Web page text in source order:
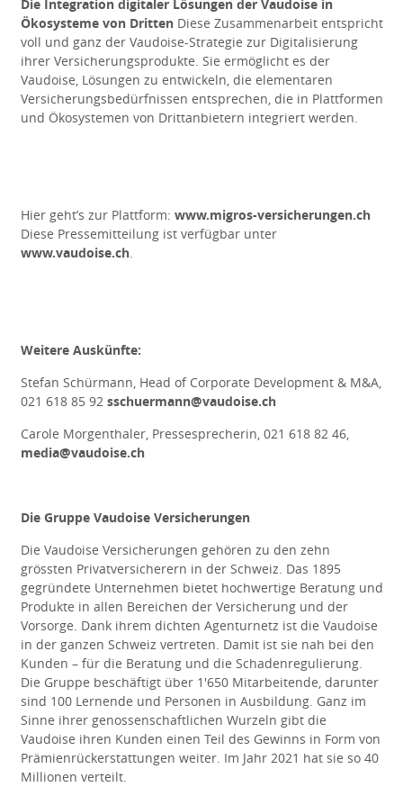
Die Integration digitaler Lösungen der Vaudoise in
Ökosysteme von Dritten Diese Zusammenarbeit entspricht
voll und ganz der Vaudoise-Strategie zur Digitalisierung
ihrer Versicherungsprodukte. Sie ermöglicht es der
Vaudoise, Lösungen zu entwickeln, die elementaren
Versicherungsbedürfnissen entsprechen, die in Plattformen
und Ökosystemen von Drittanbietern integriert werden.
Hier geht’s zur Plattform: www.migros-versicherungen.ch
Diese Pressemitteilung ist verfügbar unter
www.vaudoise.ch.
Weitere Auskünfte:
Stefan Schürmann, Head of Corporate Development & M&A,
021 618 85 92 sschuermann@vaudoise.ch
Carole Morgenthaler, Pressesprecherin, 021 618 82 46,
media@vaudoise.ch
Die Gruppe Vaudoise Versicherungen
Die Vaudoise Versicherungen gehören zu den zehn
grössten Privatversicherern in der Schweiz. Das 1895
gegründete Unternehmen bietet hochwertige Beratung und
Produkte in allen Bereichen der Versicherung und der
Vorsorge. Dank ihrem dichten Agenturnetz ist die Vaudoise
in der ganzen Schweiz vertreten. Damit ist sie nah bei den
Kunden – für die Beratung und die Schadenregulierung.
Die Gruppe beschäftigt über 1'650 Mitarbeitende, darunter
sind 100 Lernende und Personen in Ausbildung. Ganz im
Sinne ihrer genossenschaftlichen Wurzeln gibt die
Vaudoise ihren Kunden einen Teil des Gewinns in Form von
Prämienrückerstattungen weiter. Im Jahr 2021 hat sie so 40
Millionen verteilt.